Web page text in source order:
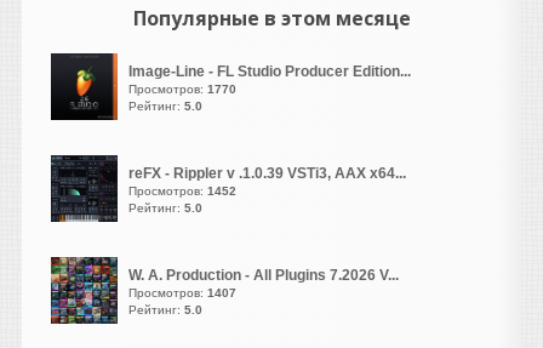
vangog171
написал 06.08.2026 в
Ухтыы. Новое всегда
хорошо. Что сэтим то
делать.. Пытаюсь найти
лайфхак совет с этой
ошибкой-ошибку
0x000007b... может в
ютубе найдется..
guter
написал 06.08.2026 в23:19
NOSTALGIA REBORN20TH
Популярные в этом месяце
Image-Line - FL Studio Producer Edition...
Просмотров: 1770
Рейтинг: 5.0
reFX - Rippler v .1.0.39 VSTi3, AAX x64...
Просмотров: 1452
Рейтинг: 5.0
W. A. Production - All Plugins 7.2026 V...
Просмотров: 1407
Рейтинг: 5.0